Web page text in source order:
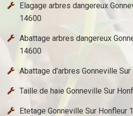
Elagage arbres dangereux
14600
Abattage arbres dangereux
14600
Abattage d'arbres Gonneville
Taille de haie Gonneville Sur
Etetage Gonneville Sur Honfleur